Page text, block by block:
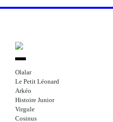
Olalar
Le Petit Léonard
Arkéo
Histoire Junior
Virgule
Cosinus